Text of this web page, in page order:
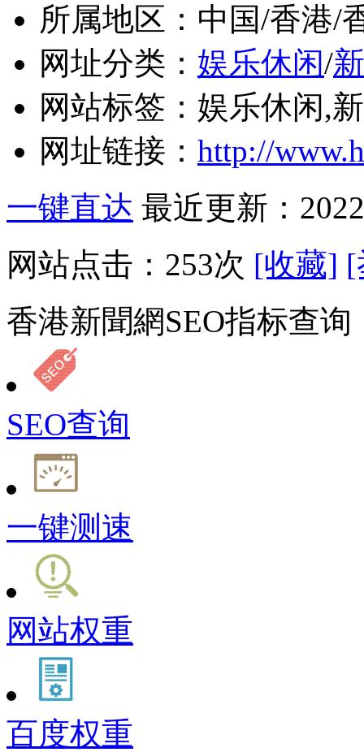
所属地区： 中国/香港/
网址分类： 娱乐休闲/
网站标签： 娱乐休闲,
网址链接： http://
一键直达 最近更新：
网站点击： 253次 [收藏] [
香港新聞網SEO指标查询
SEO查询
一键测速
网站权重
百度权重